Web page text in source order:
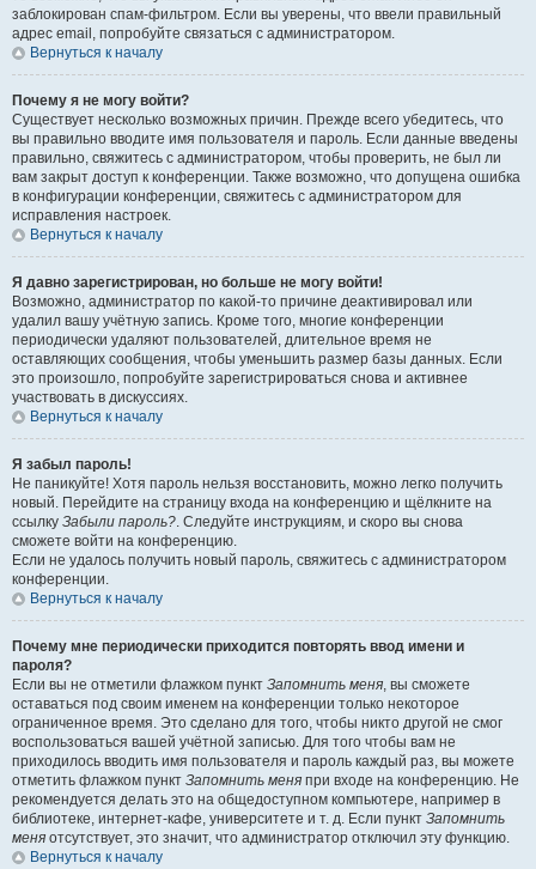
заблокирован спам-фильтром. Если вы уверены, что ввели правильный
адрес email, попробуйте связаться с администратором.
Вернуться к началу
Почему я не могу войти?
Существует несколько возможных причин. Прежде всего убедитесь, что
вы правильно вводите имя пользователя и пароль. Если данные введены
правильно, свяжитесь с администратором, чтобы проверить, не был ли
вам закрыт доступ к конференции. Также возможно, что допущена ошибка
в конфигурации конференции, свяжитесь с администратором для
исправления настроек.
Вернуться к началу
Я давно зарегистрирован, но больше не могу войти!
Возможно, администратор по какой-то причине деактивировал или
удалил вашу учётную запись. Кроме того, многие конференции
периодически удаляют пользователей, длительное время не
оставляющих сообщения, чтобы уменьшить размер базы данных. Если
это произошло, попробуйте зарегистрироваться снова и активнее
участвовать в дискуссиях.
Вернуться к началу
Я забыл пароль!
Не паникуйте! Хотя пароль нельзя восстановить, можно легко получить
новый. Перейдите на страницу входа на конференцию и щёлкните на
ссылку Забыли пароль?. Следуйте инструкциям, и скоро вы снова
сможете войти на конференцию.
Если не удалось получить новый пароль, свяжитесь с администратором
конференции.
Вернуться к началу
Почему мне периодически приходится повторять ввод имени и
пароля?
Если вы не отметили флажком пункт Запомнить меня, вы сможете
оставаться под своим именем на конференции только некоторое
ограниченное время. Это сделано для того, чтобы никто другой не смог
воспользоваться вашей учётной записью. Для того чтобы вам не
приходилось вводить имя пользователя и пароль каждый раз, вы можете
отметить флажком пункт Запомнить меня при входе на конференцию. Не
рекомендуется делать это на общедоступном компьютере, например в
библиотеке, интернет-кафе, университете и т. д. Если пункт Запомнить
меня отсутствует, это значит, что администратор отключил эту функцию.
Вернуться к началу